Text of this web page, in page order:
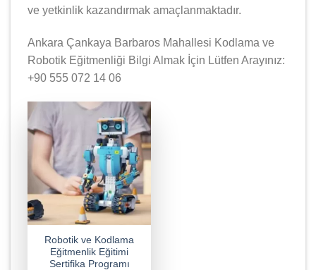
ve yetkinlik kazandırmak amaçlanmaktadır.
Ankara Çankaya Barbaros Mahallesi Kodlama ve
Robotik Eğitmenliği Bilgi Almak İçin Lütfen Arayınız:
+90 555 072 14 06
Robotik ve Kodlama
Eğitmenlik Eğitimi
Sertifika Programı